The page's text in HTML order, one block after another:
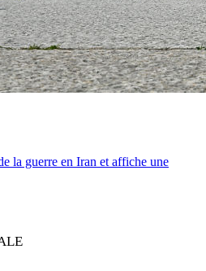
la guerre en Iran et affiche une